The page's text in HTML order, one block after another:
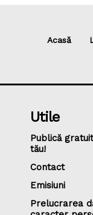
Acasă
Utile
Publică
tău!
Contact
Emisiuni
Prelucrarea